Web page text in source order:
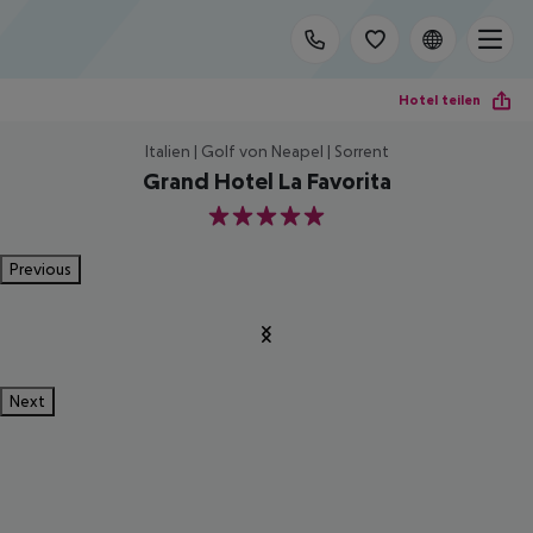
Hotel teilen
Italien | Golf von Neapel | Sorrent
Grand Hotel La Favorita
5
Previous
Next